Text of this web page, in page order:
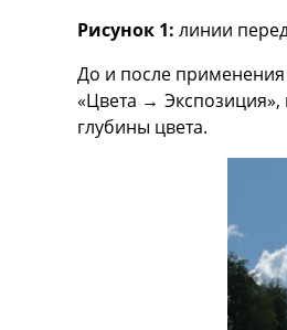
Рисунок 1: линии
До и после
«Цвета →
глубины цвета.